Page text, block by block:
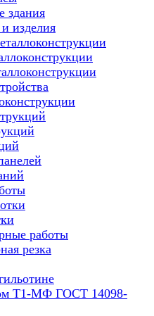
здания
изделия
работы
резка
Т1-МФ ГОСТ 14098-